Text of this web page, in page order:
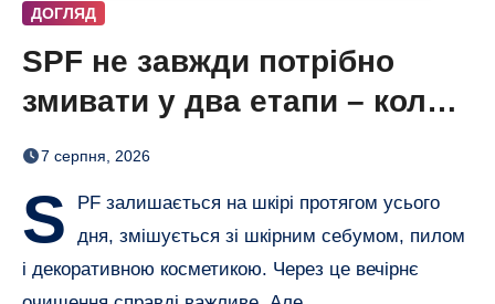
ДОГЛЯД
SPF не завжди потрібно
змивати у два етапи – коли
одного очищення достатньо
7 серпня, 2026
S
PF залишається на шкірі протягом усього
дня, змішується зі шкірним себумом, пилом
і декоративною косметикою. Через це вечірнє